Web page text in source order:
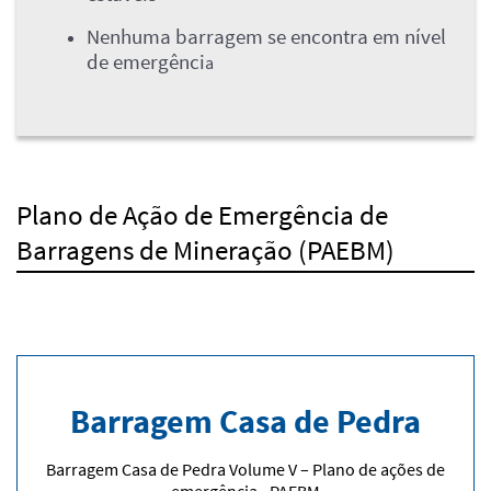
Nenhuma barragem se encontra em nível
de emergência
Plano de Ação de Emergência de
Barragens de Mineração (PAEBM)
Barragem Casa de Pedra
Barragem Casa de Pedra Volume V – Plano de ações de